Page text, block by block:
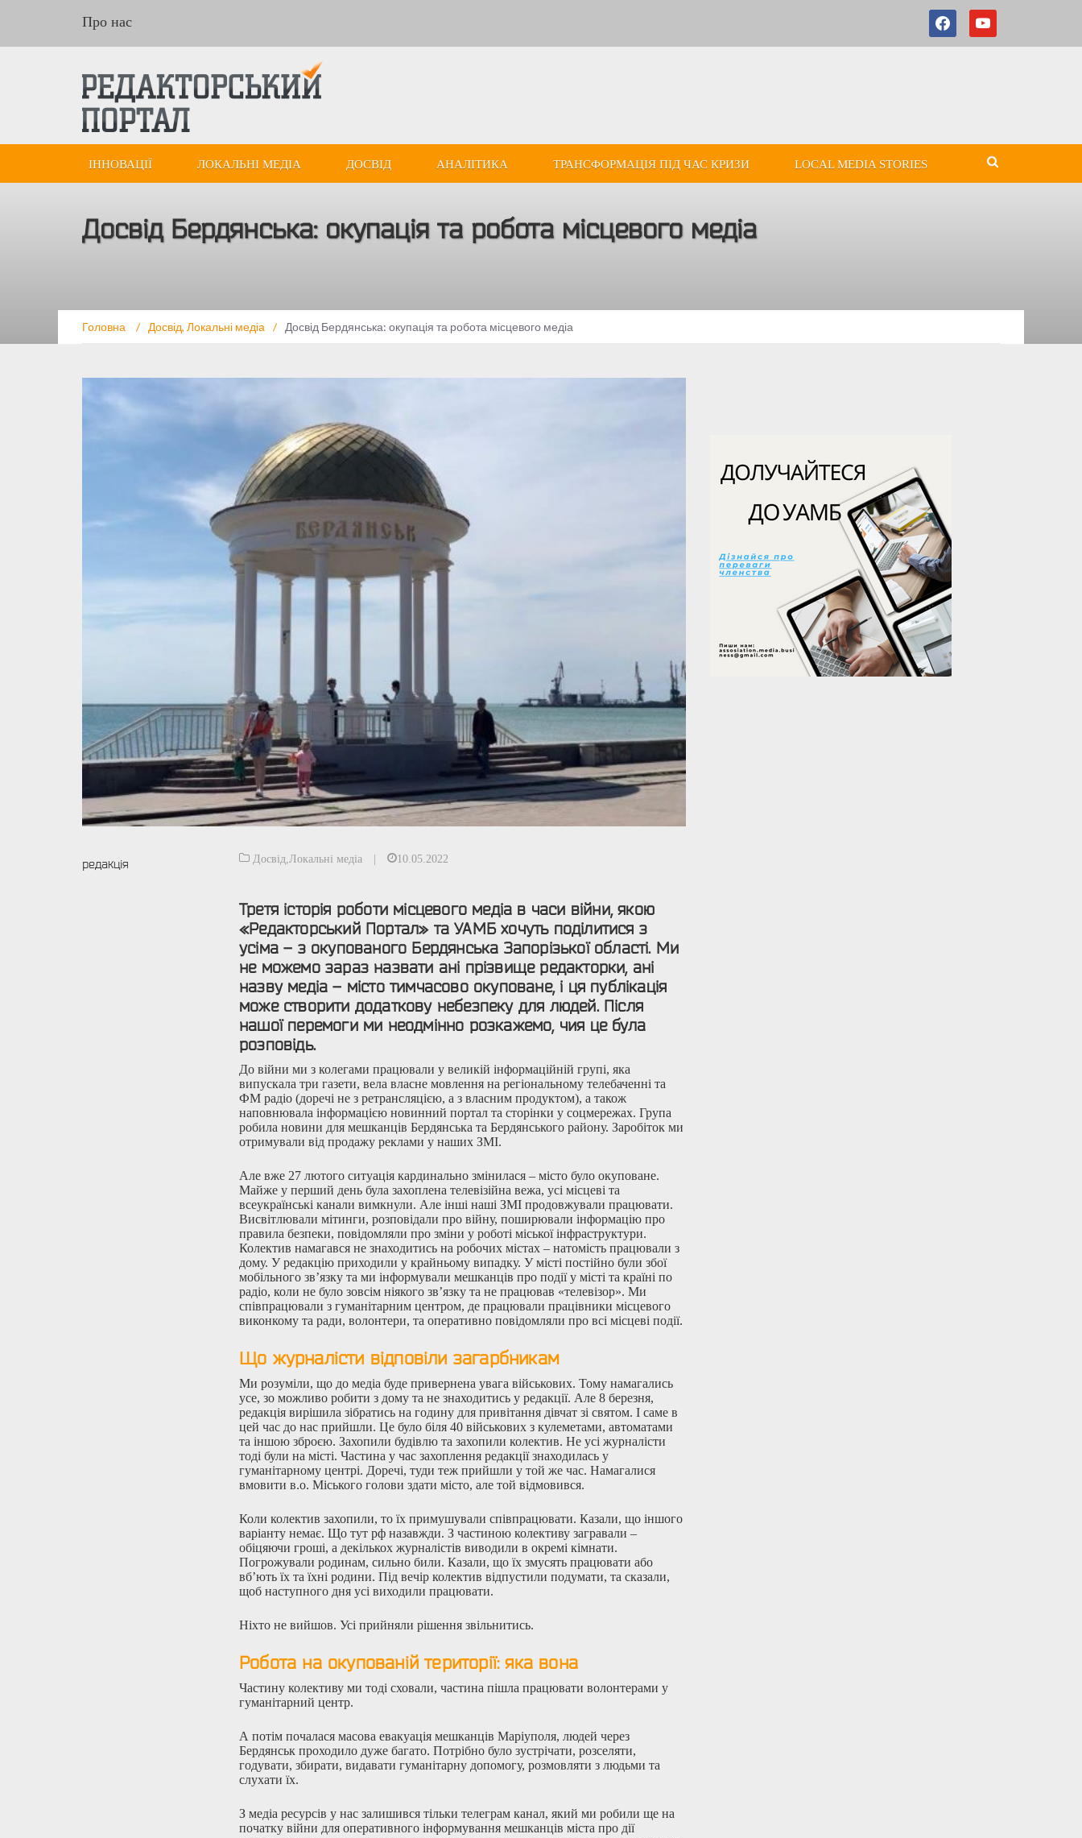
Про нас
ІННОВАЦІЇ ЛОКАЛЬНІ МЕДІА ДОСВІД АНАЛІТИКА ТРАНСФОРМАЦІЯ ПІД ЧАС КРИЗИ LOCAL MEDIA STORIES
Досвід Бердянська: окупація та робота місцевого медіа
Головна / Досвід, Локальні медіа / Досвід Бердянська: окупація та робота місцевого медіа
редакція Досвід Локальні медіа 10.05.2022
Третя історія роботи місцевого медіа в часи війни, якою
«Редакторський Портал» та УАМБ хочуть поділитися з
усіма – з окупованого Бердянська Запорізької області. Ми
не можемо зараз назвати ані прізвище редакторки, ані
назву медіа – місто тимчасово окуповане, і ця публікація
може створити додаткову небезпеку для людей. Після
нашої перемоги ми неодмінно розкажемо, чия це була
розповідь.
До війни ми з колегами працювали у великій інформаційній групі, яка
випускала три газети, вела власне мовлення на регіональному телебаченні та
ФМ радіо (доречі не з ретрансляцією, а з власним продуктом), а також
наповнювала інформацією новинний портал та сторінки у соцмережах. Група
робила новини для мешканців Бердянська та Бердянського району. Заробіток ми
отримували від продажу реклами у наших ЗМІ.
Але вже 27 лютого ситуація кардинально змінилася – місто було окуповане.
Майже у перший день була захоплена телевізійна вежа, усі місцеві та
всеукраїнські канали вимкнули. Але інші наші ЗМІ продовжували працювати.
Висвітлювали мітинги, розповідали про війну, поширювали інформацію про
правила безпеки, повідомляли про зміни у роботі міської інфраструктури.
Колектив намагався не знаходитись на робочих містах – натомість працювали з
дому. У редакцію приходили у крайньому випадку. У місті постійно були збої
мобільного зв’язку та ми інформували мешканців про події у місті та країні по
радіо, коли не було зовсім ніякого зв’язку та не працював «телевізор». Ми
співпрацювали з гуманітарним центром, де працювали працівники місцевого
виконкому та ради, волонтери, та оперативно повідомляли про всі місцеві події.
Що журналісти відповіли загарбникам
Ми розуміли, що до медіа буде привернена увага військових. Тому намагались
усе, зо можливо робити з дому та не знаходитись у редакції. Але 8 березня,
редакція вирішила зібратись на годину для привітання дівчат зі святом. І саме в
цей час до нас прийшли. Це було біля 40 військових з кулеметами, автоматами
та іншою зброєю. Захопили будівлю та захопили колектив. Не усі журналісти
тоді були на місті. Частина у час захоплення редакції знаходилась у
гуманітарному центрі. Доречі, туди теж прийшли у той же час. Намагалися
вмовити в.о. Міського голови здати місто, але той відмовився.
Коли колектив захопили, то їх примушували співпрацювати. Казали, що іншого
варіанту немає. Що тут рф назавжди. З частиною колективу загравали –
обіцяючи гроші, а декількох журналістів виводили в окремі кімнати.
Погрожували родинам, сильно били. Казали, що їх змусять працювати або
вб’ють їх та їхні родини. Під вечір колектив відпустили подумати, та сказали,
щоб наступного дня усі виходили працювати.
Ніхто не вийшов. Усі прийняли рішення звільнитись.
Робота на окупованій території: яка вона
Частину колективу ми тоді сховали, частина пішла працювати волонтерами у
гуманітарний центр.
А потім почалася масова евакуація мешканців Маріуполя, людей через
Бердянськ проходило дуже багато. Потрібно було зустрічати, розселяти,
годувати, збирати, видавати гуманітарну допомогу, розмовляти з людьми та
слухати їх.
З медіа ресурсів у нас залишився тільки телеграм канал, який ми робили ще на
початку війни для оперативного інформування мешканців міста про дії